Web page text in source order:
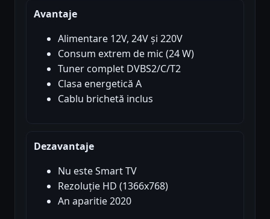
Avantaje
Alimentare 12V, 24V și 220V
Consum extrem de mic (24 W)
Tuner complet DVBS2/C/T2
Clasa energetică A
Cablu brichetă inclus
Dezavantaje
Nu este Smart TV
Rezoluție HD (1366x768)
An aparitie 2020